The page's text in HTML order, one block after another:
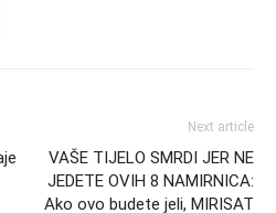
Next article
VAŠE TIJELO SMRDI JER NE
JEDETE OVIH 8 NAMIRNICA:
Ako ovo budete jeli, MIRISAT